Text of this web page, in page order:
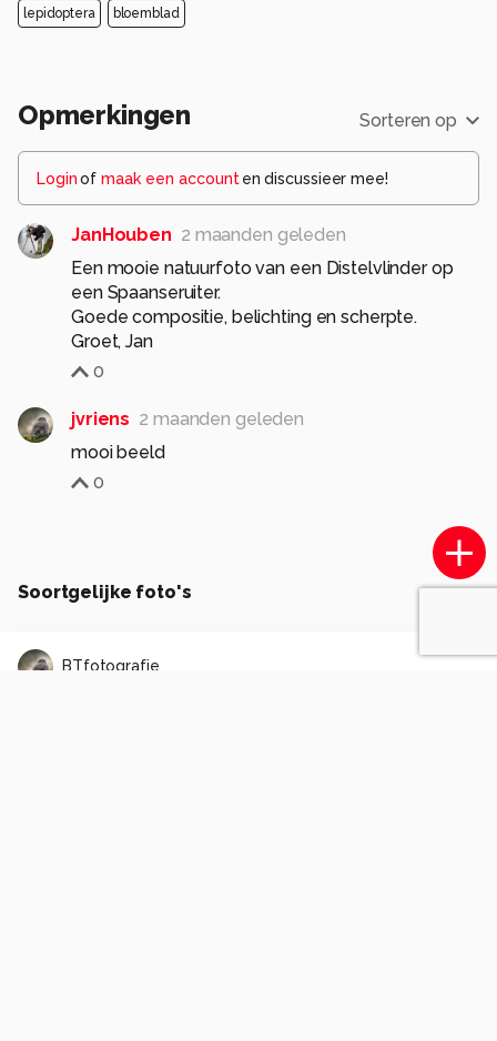
lepidoptera bloemblad
Opmerkingen Sorteren op
Loginof maak een account en discussieer mee!
JanHouben 2 maanden geleden
Een mooie natuurfoto van een Distelvlinder op
een Spaanseruiter.
Goede compositie, belichting en scherpte.
Groet, Jan
0
jvriens 2 maanden geleden
mooi beeld
0
Soortgelijke foto's
BTfotografie